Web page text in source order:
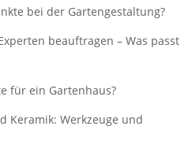
bei der Gartengestaltung?
beauftragen – Was passt
für ein Gartenhaus?
Keramik: Werkzeuge und